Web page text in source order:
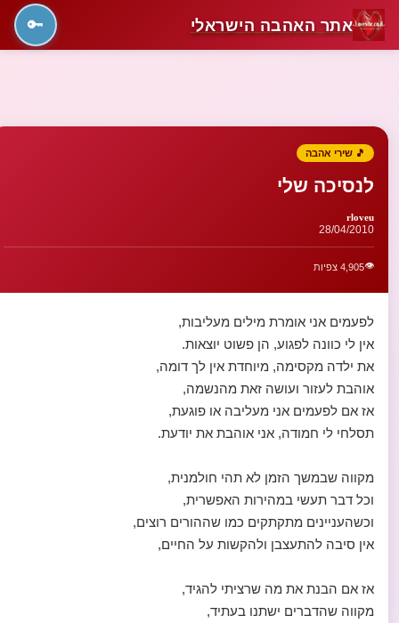
אתר האהבה הישראלי 🔑
🎵 שירי אהבה
לנסיכה שלי
rloveu
28/04/2010
👁️4,905 צפיות
לפעמים אני אומרת מילים מעליבות,
אין לי כוונה לפגוע, הן פשוט יוצאות.
את ילדה מקסימה, מיוחדת אין לך דומה,
אוהבת לעזור ועושה זאת מהנשמה,
אז אם לפעמים אני מעליבה או פוגעת,
תסלחי לי חמודה, אני אוהבת את יודעת.
מקווה שבמשך הזמן לא תהי חולמנית,
וכל דבר תעשי במהירות האפשרית,
וכשהעניינים מתקתקים כמו שההורים רוצים,
אין סיבה להתעצבן ולהקשות על החיים,
אז אם הבנת את מה שרציתי להגיד,
מקווה שהדברים ישתנו בעתיד,